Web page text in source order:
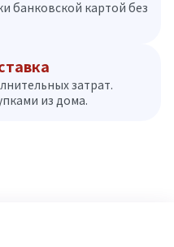
банковской картой без
затрат.
из дома.